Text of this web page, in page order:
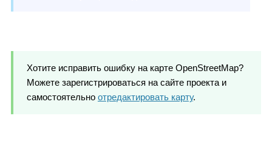
Хотите исправить ошибку на карте OpenStreetMap?
Можете зарегистрироваться на сайте проекта и
самостоятельно отредактировать карту.